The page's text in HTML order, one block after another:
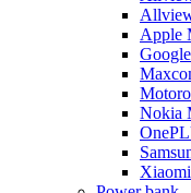
Apple
Nokia